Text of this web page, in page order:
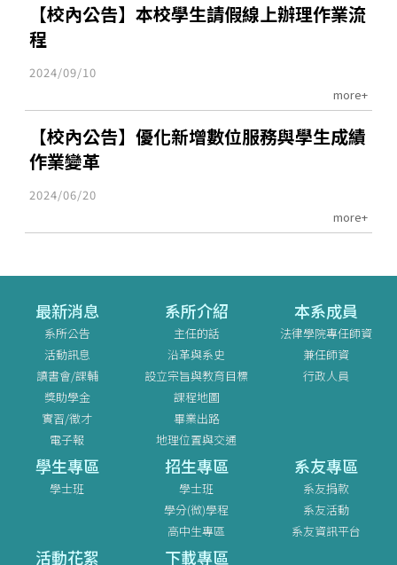
【校內公告】本校學生請假線上辦理作業流
程
2024/09/10
more+
【校內公告】優化新增數位服務與學生成績
作業變革
2024/06/20
more+
最新消息
系所公告
活動訊息
讀書會/課輔
獎助學金
實習/徵才
電子報
系所介紹
主任的話
沿革與系史
設立宗旨與教育目標
課程地圖
畢業出路
地理位置與交通
本系成員
法律學院專任師資
兼任師資
行政人員
學生專區
學士班
招生專區
學士班
學分(微)學程
高中生專區
系友專區
系友捐款
系友活動
系友資訊平台
活動花絮 下載專區